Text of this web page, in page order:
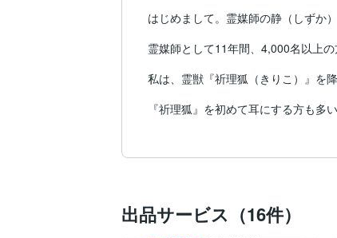
はじめまして。霊媒師の静（しずか）
霊媒師として11年間、4,000名以上
私は、霊獣『祈理狐（きりこ）』を
『祈理狐』を初めて耳にする方も多
私がどのようにして『祈理狐』の
実を申しますと、私は当初、SNSを
出品サービス（16件）